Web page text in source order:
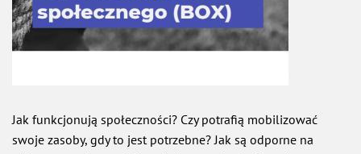
Jak funkcjonują społeczności? Czy potrafią mobilizować
swoje zasoby, gdy to jest potrzebne? Jak są odporne na